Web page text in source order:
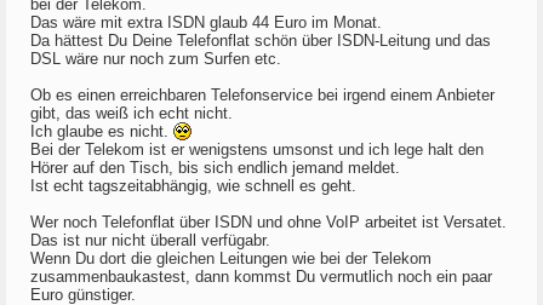
bei der Telekom.
Das wäre mit extra ISDN glaub 44 Euro im Monat.
Da hättest Du Deine Telefonflat schön über ISDN-Leitung und das
DSL wäre nur noch zum Surfen etc.
Ob es einen erreichbaren Telefonservice bei irgend einem Anbieter
gibt, das weiß ich echt nicht.
Ich glaube es nicht.
Bei der Telekom ist er wenigstens umsonst und ich lege halt den
Hörer auf den Tisch, bis sich endlich jemand meldet.
Ist echt tagszeitabhängig, wie schnell es geht.
Wer noch Telefonflat über ISDN und ohne VoIP arbeitet ist Versatet.
Das ist nur nicht überall verfügabr.
Wenn Du dort die gleichen Leitungen wie bei der Telekom
zusammenbaukastest, dann kommst Du vermutlich noch ein paar
Euro günstiger.